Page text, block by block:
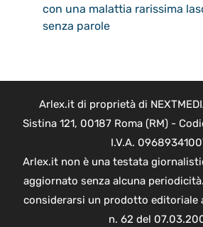
con una malattia rarissima
senza parole
Arlex.it di proprietà di
Sistina 121, 00187 Roma (RM) -
I.V.A.
Arlex.it non è una testata
aggiornato senza alcuna
considerarsi un prodotto editoriale
n. 62 del